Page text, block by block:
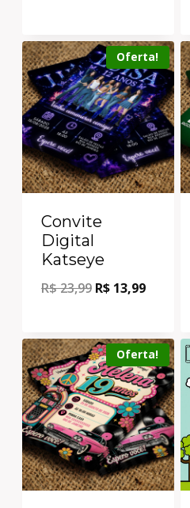
Oferta!
Convite
Digital
Katseye
R$23,99 R$ 13,99
Oferta!